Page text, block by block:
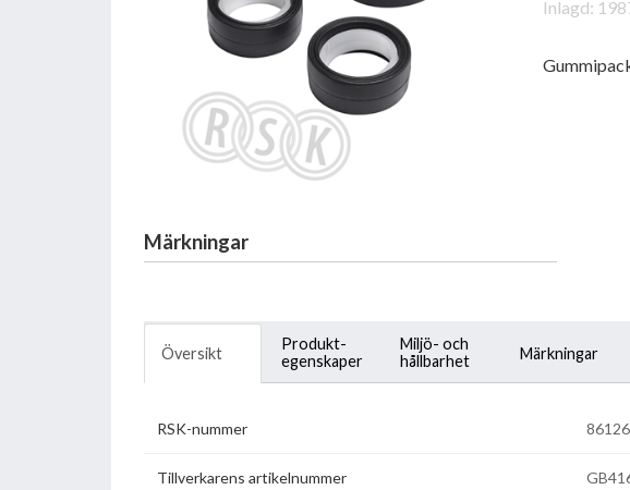
Inlagd:
Märkningar
Översikt
Produkt-
egenskaper
Miljö- och
hållbarhet
Märkningar
RSK-nummer
Tillverkarens artikelnummer